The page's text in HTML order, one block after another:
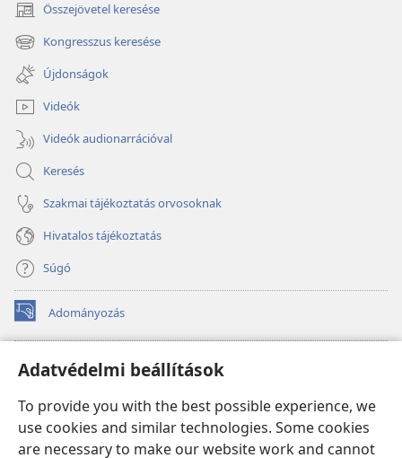
Adatvédelmi beállítások
To provide you with the best possible experience, we
use cookies and similar technologies. Some cookies
are necessary to make our website work and cannot
Összejövetel keresése
(opens
new
window)
Kongresszus keresése
(opens
new
window)
Újdonságok
Videók
Videók audionarrációval
Keresés
Szakmai tájékoztatás orvosoknak
Hivatalos tájékoztatás
Súgó
Adományozás
(opens
new
Őrtorony ONLINE KÖNYVTÁR
(opens
window)JW Hub
(opens
new
window)JW Library